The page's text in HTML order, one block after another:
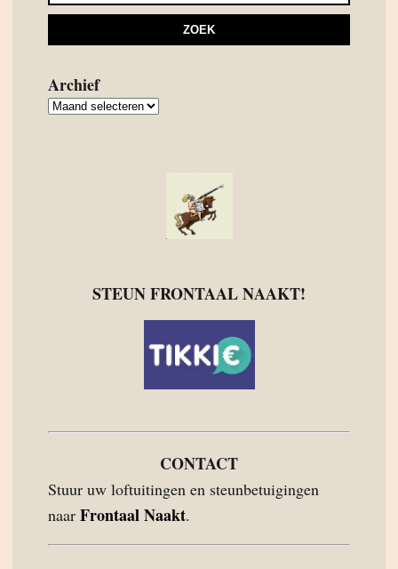
Archief
Archief
STEUN FRONTAAL NAAKT!
CONTACT
Stuur uw loftuitingen en steunbetuigingen
naar Frontaal Naakt.